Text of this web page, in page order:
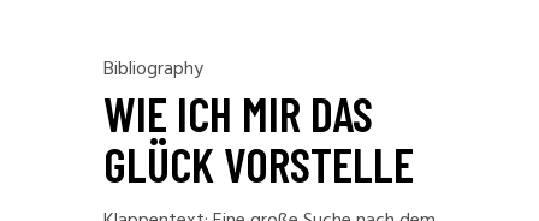
Bibliography
WIE ICH MIR DAS
GLÜCK VORSTELLE